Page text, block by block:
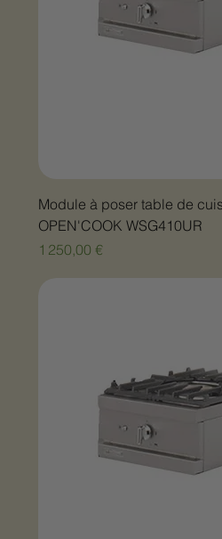
Module à poser table de
OPEN'COOK WSG410UR
Prix
1 250,00 €